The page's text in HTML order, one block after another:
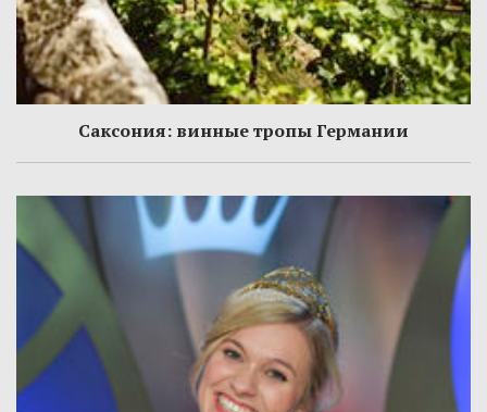
Саксония: винные тропы Германии